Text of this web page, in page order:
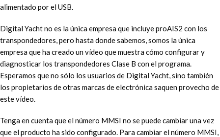
alimentado por el USB.
Digital Yacht no es la única empresa que incluye proAIS2 con los
transpondedores, pero hasta donde sabemos, somos la única
empresa que ha creado un vídeo que muestra cómo configurar y
diagnosticar los transpondedores Clase B con el programa.
Esperamos que no sólo los usuarios de Digital Yacht, sino también
los propietarios de otras marcas de electrónica saquen provecho de
este vídeo.
Tenga en cuenta que el número MMSI no se puede cambiar una vez
que el producto ha sido configurado. Para cambiar el número MMSI,